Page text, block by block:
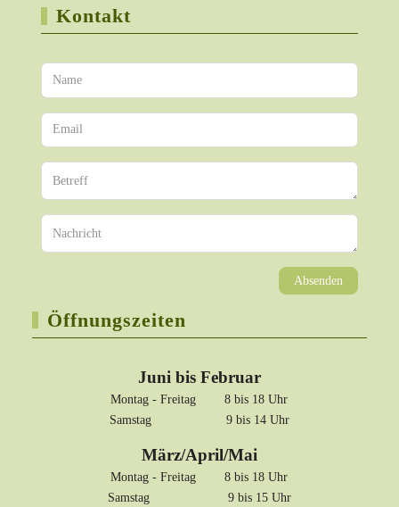
Kontakt
Absenden
Öffnungszeiten
Juni bis Februar
Montag - Freitag 8 bis 18 Uhr
Samstag 9 bis 14 Uhr
März/April/Mai
Montag - Freitag 8 bis 18 Uhr
Samstag 9 bis 15 Uhr